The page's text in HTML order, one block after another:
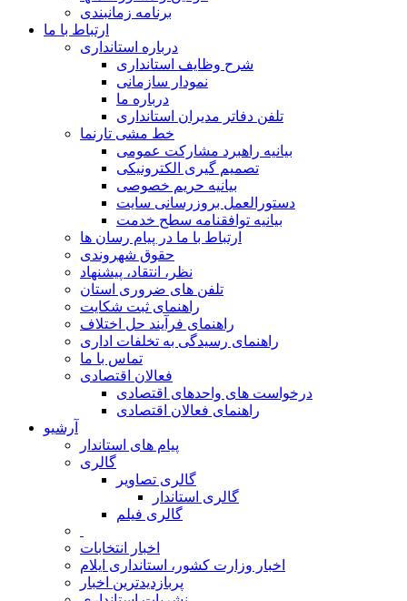
برنامه زمانبندی
ارتباط با ما
درباره استانداری
شرح وظایف استانداری
نمودار سازمانی
درباره ما
تلفن دفاتر مدیران استانداری
خط مشی تارنما
بیانیه راهبرد مشارکت عمومی
تصمیم گیری الکترونیکی
بیانیه حریم خصوصی
دستورالعمل بروزرسانی سایت
بیانیه توافقنامه سطح خدمت
ارتباط با ما در پیام رسان ها
حقوق شهروندی
نظر، انتقاد، پیشنهاد
تلفن های ضروری استان
راهنمای ثبت شکایت
راهنمای فرآیند حل اختلاف
راهنمای رسیدگی به تخلفات اداری
تماس با ما
فعالان اقتصادی
درخواست های واحدهای اقتصادی
راهنمای فعالان اقتصادی
آرشیو
پیام های استاندار
گالری
گالری تصاویر
گالری استاندار
گالری فیلم
اخبار انتخابات
اخبار وزارت کشور، استانداری ایلام
پربازدیدترین اخبار